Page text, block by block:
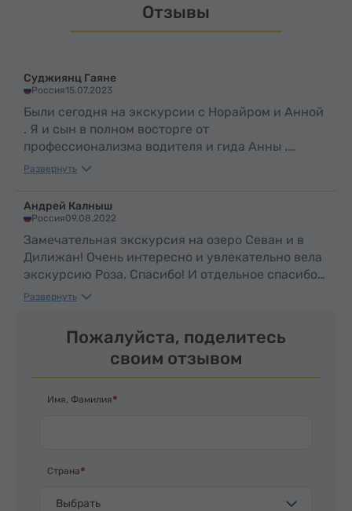
откроете для себя Армению
неизгладимое впечатление
и вызывала желание
Отзывы
Суджиянц Гаяне
Россия15.07.2023
Были сегодня на экскурсии с Норайром и Анной
. Я и сын в полном восторге от
профессионализма водителя и гида Анны .
Большое вам спасибо ! Завтра поедем ещё🤗
Развернуть
Андрей Калныш
Россия09.08.2022
Замечательная экскурсия на озеро Севан и в
Дилижан! Очень интересно и увлекательно вела
экскурсию Роза. Спасибо! И отдельное спасибо
за внимание и профессионализм водителю
Развернуть
Пожалуйста, поделитесь
своим отзывом
Имя, Фамилия
Страна
Выбрать